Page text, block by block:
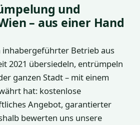
und
– aus einer Hand
inhabergeführter Betrieb aus
2021 übersiedeln, entrümpeln
ganzen Stadt – mit einem
hat: kostenlose
Angebot, garantierter
bewerten uns unsere